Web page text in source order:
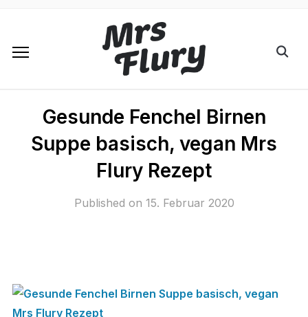
Gesunde Fenchel Birnen
Suppe basisch, vegan Mrs
Flury Rezept
Published on 15. Februar 2020